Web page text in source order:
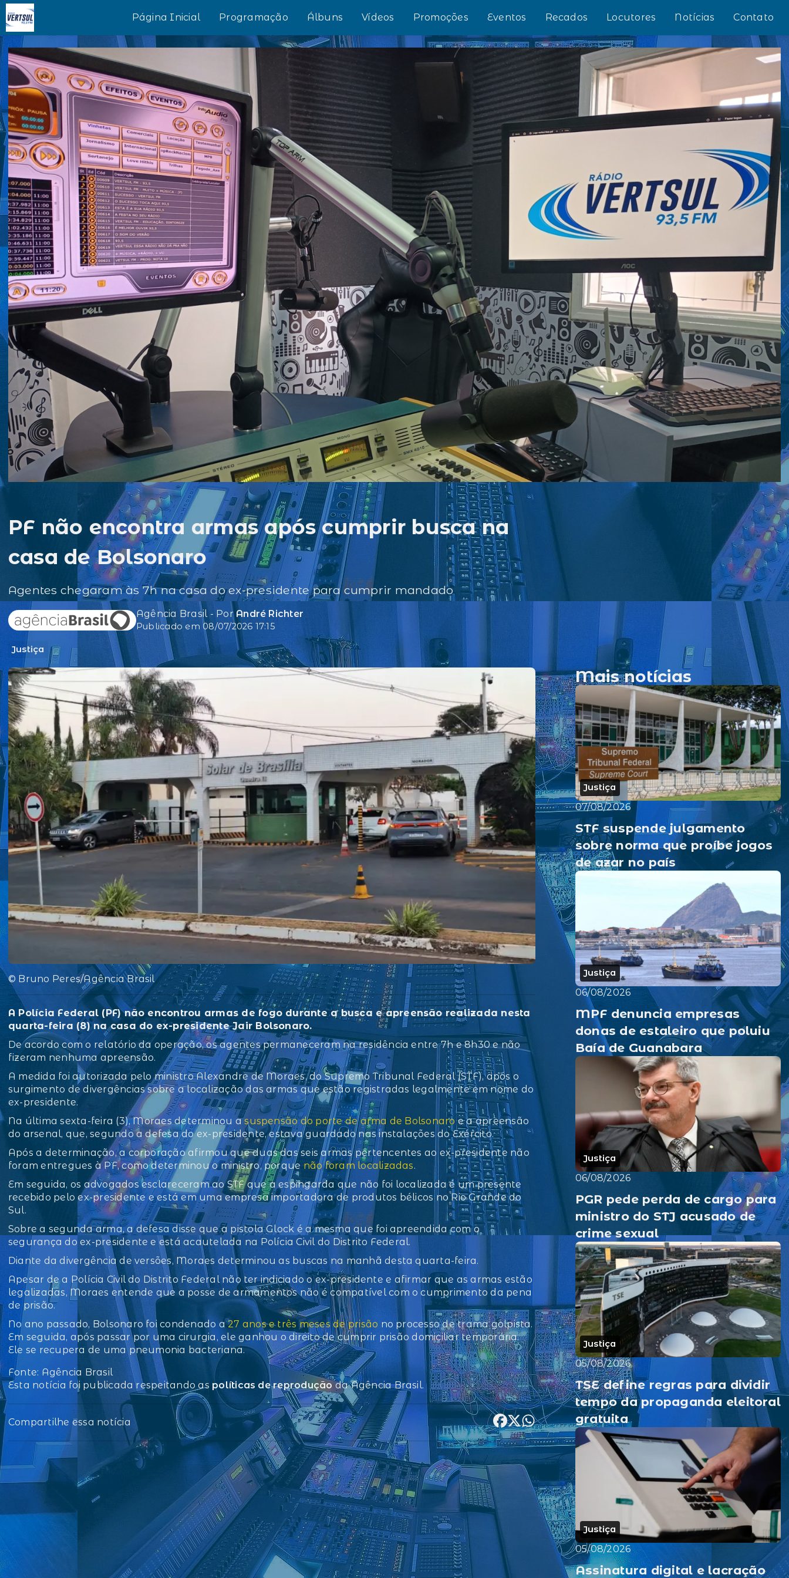
Página Inicial Programação Álbuns Vídeos Promoções Eventos Recados Locutores Notícias Contato
PF não encontra armas após cumprir busca na
casa de Bolsonaro
Agentes chegaram às 7h na casa do ex-presidente para cumprir mandado
Agência Brasil - Por André Richter
Publicado em 08/07/2026 17:15
Justiça
© Bruno Peres/Agência Brasil
A Polícia Federal (PF) não encontrou armas de fogo durante a busca e apreensão realizada nesta
quarta-feira (8) na casa do ex-presidente Jair Bolsonaro.
De acordo com o relatório da operação, os agentes permaneceram na residência entre 7h e 8h30 e não
fizeram nenhuma apreensão.
A medida foi autorizada pelo ministro Alexandre de Moraes, do Supremo Tribunal Federal (STF), após o
surgimento de divergências sobre a localização das armas que estão registradas legalmente em nome do
ex-presidente.
Na última sexta-feira (3), Moraes determinou asuspensão do porte de arma de Bolsonaroe a apreensão
do arsenal, que, segundo a defesa do ex-presidente, estava guardado nas instalações do Exército.
Após a determinação, a corporação afirmou que duas das seis armas pertencentes ao ex-presidente não
foram entregues à PF, como determinou o ministro, porquenão foram localizadas.
Em seguida, os advogados esclareceram ao STF que a espingarda que não foi localizada é um presente
recebido pelo ex-presidente e está em uma empresa importadora de produtos bélicos no Rio Grande do
Sul.
Sobre a segunda arma, a defesa disse que a pistola Glock é a mesma que foi apreendida com o
segurança do ex-presidente e está acautelada na Polícia Civil do Distrito Federal.
Diante da divergência de versões, Moraes determinou as buscas na manhã desta quarta-feira.
Apesar de a Polícia Civil do Distrito Federal não ter indiciado o ex-presidente e afirmar que as armas estão
legalizadas, Moraes entende que a posse de armamentos não é compatível com o cumprimento da pena
de prisão.
No ano passado, Bolsonaro foi condenado a27 anos e três meses de prisão no processo de trama golpista.
Em seguida, após passar por uma cirurgia, ele ganhou o direito de cumprir prisão domiciliar temporária.
Ele se recupera de uma pneumonia bacteriana.
Fonte: Agência Brasil
Esta notícia foi publicada respeitando as políticas de reprodução da Agência Brasil.
Compartilhe essa notícia
Mais notícias
Justiça
07/08/2026
STF suspende julgamento
sobre norma que proíbe jogos
de azar no país
Justiça
06/08/2026
MPF denuncia empresas
donas de estaleiro que poluiu
Baía de Guanabara
Justiça
06/08/2026
PGR pede perda de cargo para
ministro do STJ acusado de
crime sexual
Justiça
05/08/2026
TSE define regras para dividir
tempo da propaganda eleitoral
gratuita
Justiça
05/08/2026
Assinatura digital e lacração